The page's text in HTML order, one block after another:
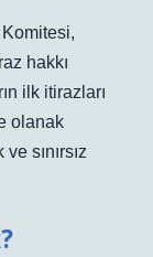
hakkı
ilk itirazları
olanak
sınırsız